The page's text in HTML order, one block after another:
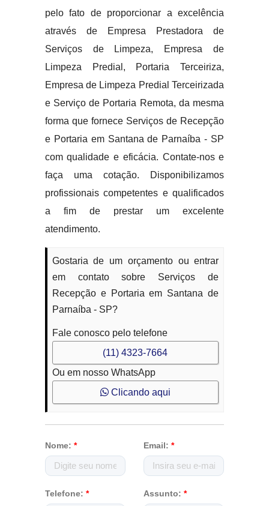
pelo fato de proporcionar a excelência
através de Empresa Prestadora de
Serviços de Limpeza, Empresa de
Limpeza Predial, Portaria Terceiriza,
Empresa de Limpeza Predial Terceirizada
e Serviço de Portaria Remota, da mesma
forma que fornece Serviços de Recepção
e Portaria em Santana de Parnaíba - SP
com qualidade e eficácia. Contate-nos e
faça uma cotação. Disponibilizamos
profissionais competentes e qualificados
a fim de prestar um excelente
atendimento.
Gostaria de um orçamento ou entrar
em contato sobre Serviços de
Recepção e Portaria em Santana de
Parnaíba - SP?
Fale conosco pelo telefone
(11) 4323-7664
Ou em nosso WhatsApp
Clicando aqui
Nome: * Email: *
Telefone: * Assunto: *